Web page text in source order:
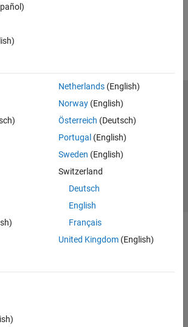
Netherlands(English)
Norway(English)
Österreich (Deutsch)
Portugal (English)
Sweden (English)
Switzerland
Deutsch
English
Français
United Kingdom(English)
Informativa sulla privacy
dell'applicazione
Contatti
MathWorks, Inc.